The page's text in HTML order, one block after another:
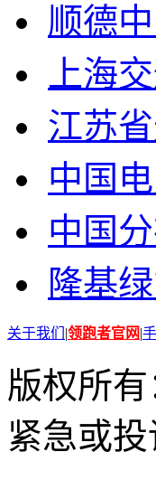
顺德
上海
江苏
中国
中国
隆基
关于我们 |领跑者官网|
版权所有
紧急或